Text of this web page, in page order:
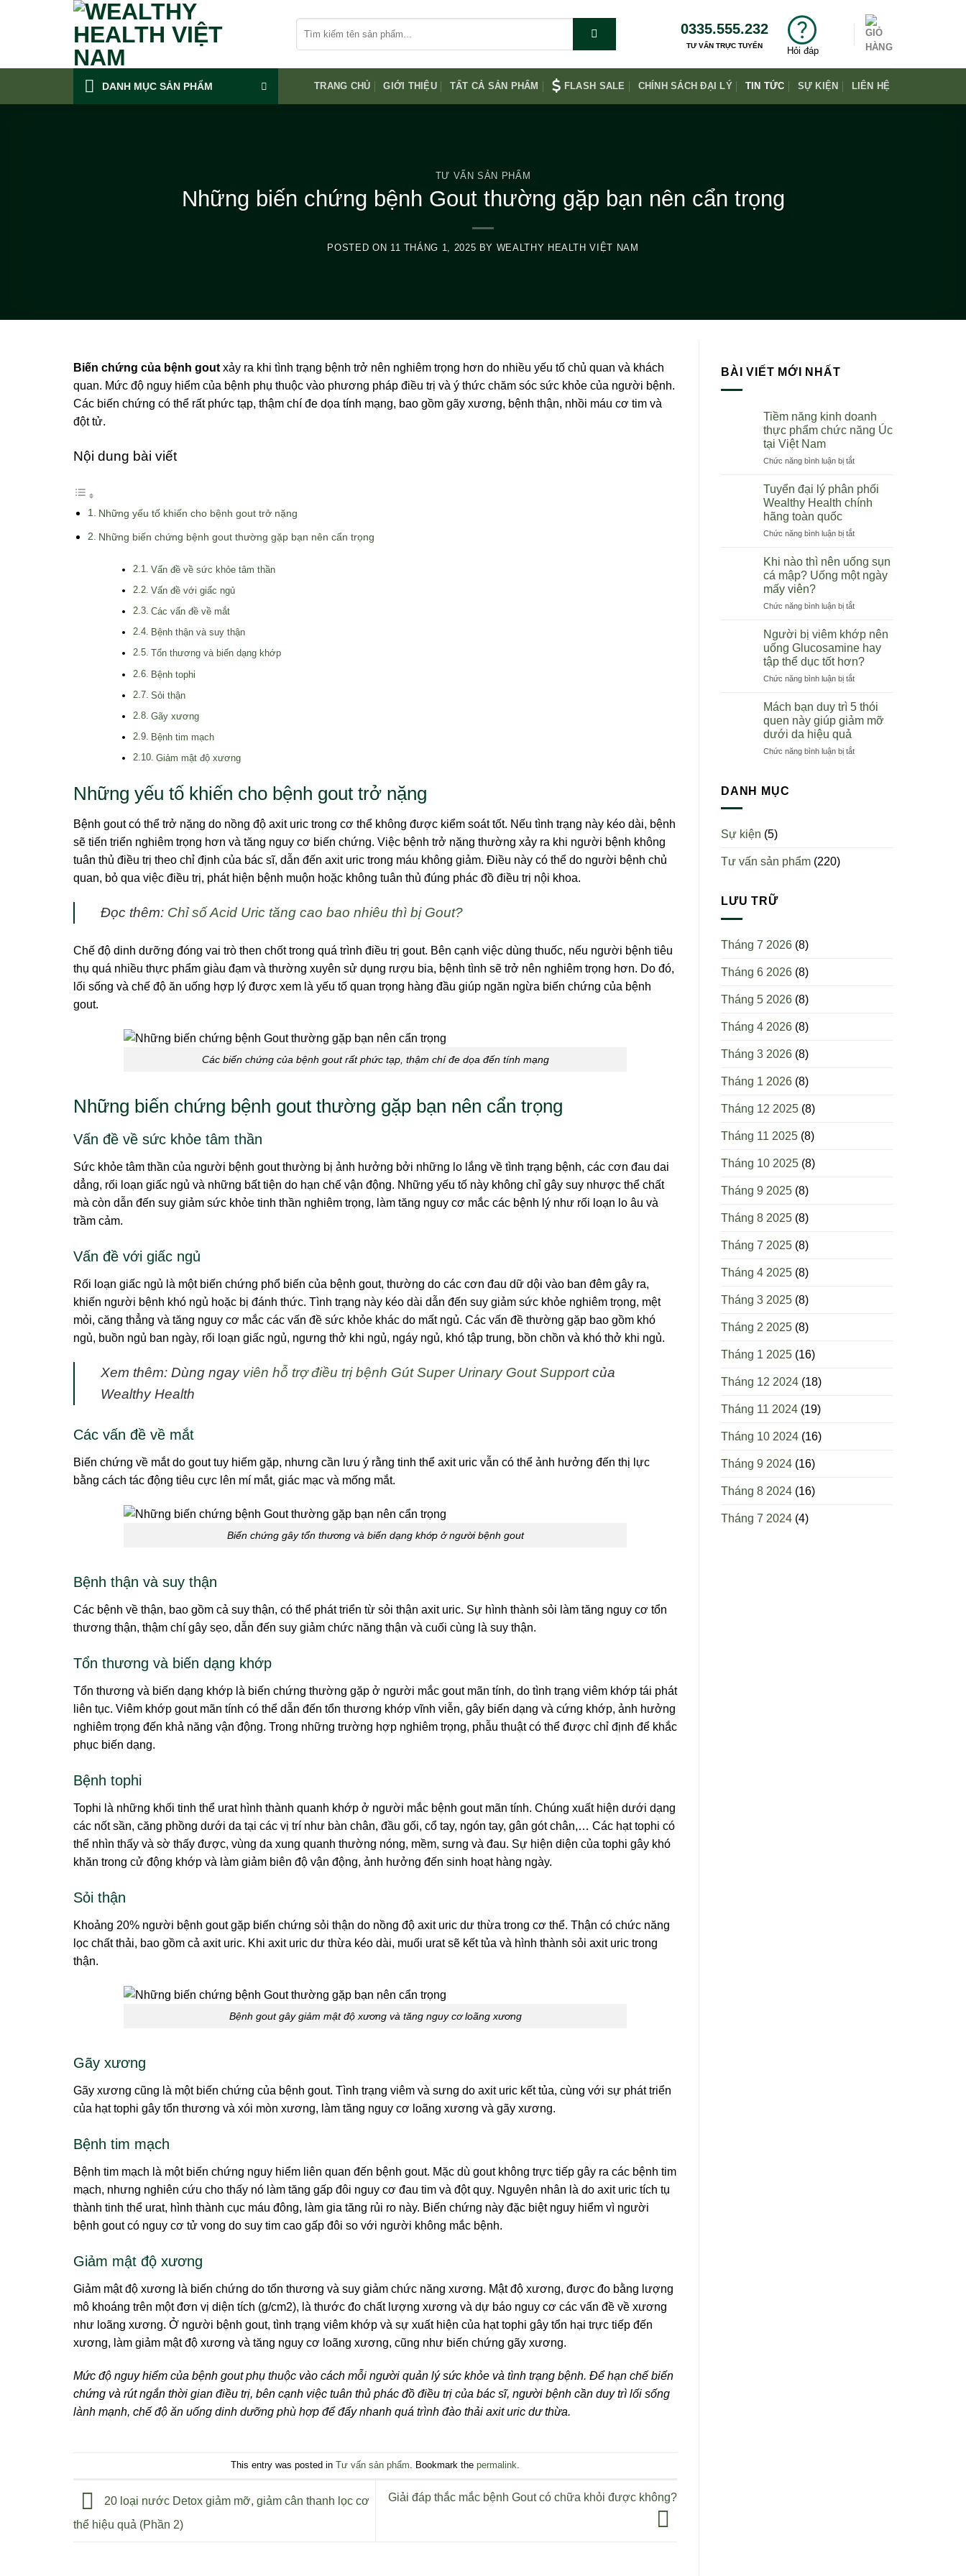
kiếm:
0335.555.232
TƯ VẤN TRỰC TUYẾN Hỏi đáp
DANH MỤC SẢN PHẨM TRANG CHỦ GIỚI THIỆU TẤT CẢ SẢN PHẨM FLASH SALE CHÍNH SÁCH ĐẠI LÝ TIN TỨC SỰ KIỆN LIÊN HỆ
TƯ VẤN SẢN PHẨM
Những biến chứng bệnh Gout thường gặp bạn nên cẩn trọng
POSTED ON 11 THÁNG 1, 2025 BY WEALTHY HEALTH VIỆT NAM
Biến chứng của bệnh gout xảy ra khi tình trạng bệnh trở nên nghiêm trọng hơn do nhiều yếu tố chủ quan và khách
quan. Mức độ nguy hiểm của bệnh phụ thuộc vào phương pháp điều trị và ý thức chăm sóc sức khỏe của người bệnh.
Các biến chứng có thể rất phức tạp, thậm chí đe dọa tính mạng, bao gồm gãy xương, bệnh thận, nhồi máu cơ tim và
đột tử.
Nội dung bài viết
Những yếu tố khiến cho bệnh gout trở nặng
Những biến chứng bệnh gout thường gặp bạn nên cẩn trọng
Vấn đề về sức khỏe tâm thần
Vấn đề với giấc ngủ
Các vấn đề về mắt
Bệnh thận và suy thận
Tổn thương và biến dạng khớp
Bệnh tophi
Sỏi thận
Gãy xương
Bệnh tim mạch
Giảm mật độ xương
Những yếu tố khiến cho bệnh gout trở nặng
Bệnh gout có thể trở nặng do nồng độ axit uric trong cơ thể không được kiểm soát tốt. Nếu tình trạng này kéo dài, bệnh
sẽ tiến triển nghiêm trọng hơn và tăng nguy cơ biến chứng. Việc bệnh trở nặng thường xảy ra khi người bệnh không
tuân thủ điều trị theo chỉ định của bác sĩ, dẫn đến axit uric trong máu không giảm. Điều này có thể do người bệnh chủ
quan, bỏ qua việc điều trị, phát hiện bệnh muộn hoặc không tuân thủ đúng phác đồ điều trị nội khoa.
Đọc thêm: Chỉ số Acid Uric tăng cao bao nhiêu thì bị Gout?
Chế độ dinh dưỡng đóng vai trò then chốt trong quá trình điều trị gout. Bên cạnh việc dùng thuốc, nếu người bệnh tiêu
thụ quá nhiều thực phẩm giàu đạm và thường xuyên sử dụng rượu bia, bệnh tình sẽ trở nên nghiêm trọng hơn. Do đó,
lối sống và chế độ ăn uống hợp lý được xem là yếu tố quan trọng hàng đầu giúp ngăn ngừa biến chứng của bệnh
gout.
Các biến chứng của bệnh gout rất phức tạp, thậm chí đe dọa đến tính mạng
Những biến chứng bệnh gout thường gặp bạn nên cẩn trọng
Vấn đề về sức khỏe tâm thần
Sức khỏe tâm thần của người bệnh gout thường bị ảnh hưởng bởi những lo lắng về tình trạng bệnh, các cơn đau dai
dẳng, rối loạn giấc ngủ và những bất tiện do hạn chế vận động. Những yếu tố này không chỉ gây suy nhược thể chất
mà còn dẫn đến suy giảm sức khỏe tinh thần nghiêm trọng, làm tăng nguy cơ mắc các bệnh lý như rối loạn lo âu và
trầm cảm.
Vấn đề với giấc ngủ
Rối loạn giấc ngủ là một biến chứng phổ biến của bệnh gout, thường do các cơn đau dữ dội vào ban đêm gây ra,
khiến người bệnh khó ngủ hoặc bị đánh thức. Tình trạng này kéo dài dẫn đến suy giảm sức khỏe nghiêm trọng, mệt
mỏi, căng thẳng và tăng nguy cơ mắc các vấn đề sức khỏe khác do mất ngủ. Các vấn đề thường gặp bao gồm khó
ngủ, buồn ngủ ban ngày, rối loạn giấc ngủ, ngưng thở khi ngủ, ngáy ngủ, khó tập trung, bồn chồn và khó thở khi ngủ.
Xem thêm: Dùng ngay viên hỗ trợ điều trị bệnh Gút Super Urinary Gout Supportcủa
Wealthy Health
Các vấn đề về mắt
Biến chứng về mắt do gout tuy hiếm gặp, nhưng cần lưu ý rằng tinh thể axit uric vẫn có thể ảnh hưởng đến thị lực
bằng cách tác động tiêu cực lên mí mắt, giác mạc và mống mắt.
Biến chứng gây tổn thương và biến dạng khớp ở người bệnh gout
Bệnh thận và suy thận
Các bệnh về thận, bao gồm cả suy thận, có thể phát triển từ sỏi thận axit uric. Sự hình thành sỏi làm tăng nguy cơ tổn
thương thận, thậm chí gây sẹo, dẫn đến suy giảm chức năng thận và cuối cùng là suy thận.
Tổn thương và biến dạng khớp
Tổn thương và biến dạng khớp là biến chứng thường gặp ở người mắc gout mãn tính, do tình trạng viêm khớp tái phát
liên tục. Viêm khớp gout mãn tính có thể dẫn đến tổn thương khớp vĩnh viễn, gây biến dạng và cứng khớp, ảnh hưởng
nghiêm trọng đến khả năng vận động. Trong những trường hợp nghiêm trọng, phẫu thuật có thể được chỉ định để khắc
phục biến dạng.
Bệnh tophi
Tophi là những khối tinh thể urat hình thành quanh khớp ở người mắc bệnh gout mãn tính. Chúng xuất hiện dưới dạng
các nốt sần, căng phồng dưới da tại các vị trí như bàn chân, đầu gối, cổ tay, ngón tay, gân gót chân,… Các hạt tophi có
thể nhìn thấy và sờ thấy được, vùng da xung quanh thường nóng, mềm, sưng và đau. Sự hiện diện của tophi gây khó
khăn trong cử động khớp và làm giảm biên độ vận động, ảnh hưởng đến sinh hoạt hàng ngày.
Sỏi thận
Khoảng 20% người bệnh gout gặp biến chứng sỏi thận do nồng độ axit uric dư thừa trong cơ thể. Thận có chức năng
lọc chất thải, bao gồm cả axit uric. Khi axit uric dư thừa kéo dài, muối urat sẽ kết tủa và hình thành sỏi axit uric trong
thận.
Bệnh gout gây giảm mật độ xương và tăng nguy cơ loãng xương
Gãy xương
Gãy xương cũng là một biến chứng của bệnh gout. Tình trạng viêm và sưng do axit uric kết tủa, cùng với sự phát triển
của hạt tophi gây tổn thương và xói mòn xương, làm tăng nguy cơ loãng xương và gãy xương.
Bệnh tim mạch
Bệnh tim mạch là một biến chứng nguy hiểm liên quan đến bệnh gout. Mặc dù gout không trực tiếp gây ra các bệnh tim
mạch, nhưng nghiên cứu cho thấy nó làm tăng gấp đôi nguy cơ đau tim và đột quỵ. Nguyên nhân là do axit uric tích tụ
thành tinh thể urat, hình thành cục máu đông, làm gia tăng rủi ro này. Biến chứng này đặc biệt nguy hiểm vì người
bệnh gout có nguy cơ tử vong do suy tim cao gấp đôi so với người không mắc bệnh.
Giảm mật độ xương
Giảm mật độ xương là biến chứng do tổn thương và suy giảm chức năng xương. Mật độ xương, được đo bằng lượng
mô khoáng trên một đơn vị diện tích (g/cm2), là thước đo chất lượng xương và dự báo nguy cơ các vấn đề về xương
như loãng xương. Ở người bệnh gout, tình trạng viêm khớp và sự xuất hiện của hạt tophi gây tổn hại trực tiếp đến
xương, làm giảm mật độ xương và tăng nguy cơ loãng xương, cũng như biến chứng gãy xương.
Mức độ nguy hiểm của bệnh gout phụ thuộc vào cách mỗi người quản lý sức khỏe và tình trạng bệnh. Để hạn chế biến
chứng và rút ngắn thời gian điều trị, bên cạnh việc tuân thủ phác đồ điều trị của bác sĩ, người bệnh cần duy trì lối sống
lành mạnh, chế độ ăn uống dinh dưỡng phù hợp để đẩy nhanh quá trình đào thải axit uric dư thừa.
This entry was posted in Tư vấn sản phẩm . Bookmark the permalink
20 loại nước Detox giảm mỡ, giảm cân thanh lọc cơ
thể hiệu quả (Phần 2)
Giải đáp thắc mắc bệnh Gout có chữa khỏi được không?
BÀI VIẾT MỚI NHẤT
Tiềm năng kinh doanh
thực phẩm chức năng Úc
tại Việt Nam
Chức năng bình luận bị tắtở
năng
kinh
doanh
phẩm
năng
Úc
tại
Nam
Tuyển đại lý phân phối
Wealthy Health chính
hãng toàn quốc
Chức năng bình luận bị tắtở
đại
lý
phân
Wealthy
chính
hãng
toàn
quốc
Khi nào thì nên uống sụn
cá mập? Uống một ngày
mấy viên?
Chức năng bình luận bị tắtở
nào
thì
nên
uống
sụn
mập?
một
mấy
Người bị viêm khớp nên
uống Glucosamine hay
tập thể dục tốt hơn?
Chức năng bình luận bị tắtở
bị
khớp
uống
Mách bạn duy trì 5 thói
quen này giúp giảm mỡ
dưới da hiệu quả
Chức năng bình luận bị tắtở
DANH MỤC
Sự kiện (5)
Tư vấn sản phẩm (220)
LƯU TRỮ
Tháng 7 2026 (8)
Tháng 6 2026 (8)
Tháng 5 2026 (8)
Tháng 4 2026 (8)
Tháng 3 2026 (8)
Tháng 1 2026 (8)
Tháng 12 2025 (8)
Tháng 11 2025 (8)
Tháng 10 2025 (8)
Tháng 9 2025 (8)
Tháng 8 2025 (8)
Tháng 7 2025 (8)
Tháng 4 2025 (8)
Tháng 3 2025 (8)
Tháng 2 2025 (8)
Tháng 1 2025 (16)
Tháng 12 2024 (18)
Tháng 11 2024 (19)
Tháng 10 2024 (16)
Tháng 9 2024 (16)
Tháng 8 2024 (16)
Tháng 7 2024 (4)